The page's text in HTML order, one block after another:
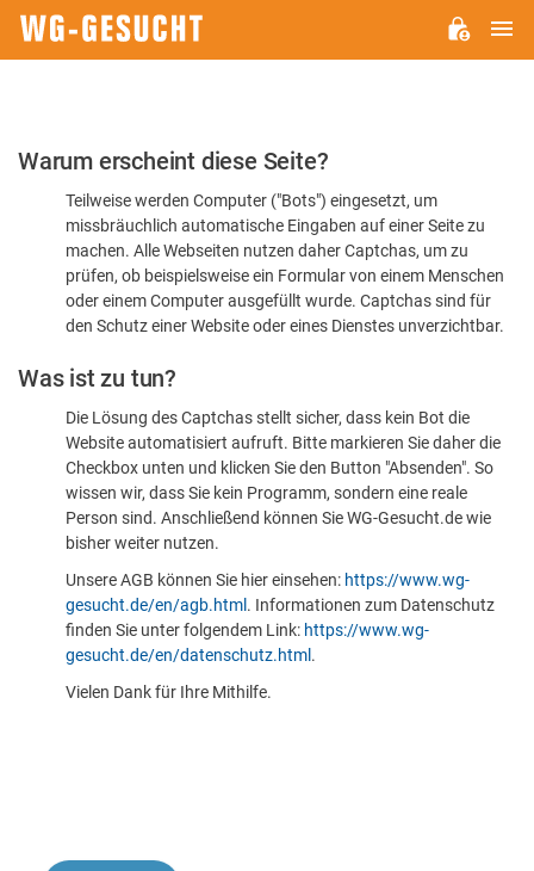
Bitte
dass
sind
Warum erscheint diese Seite?
Teilweise werden Computer ("Bots") eingesetzt, um
missbräuchlich automatische Eingaben auf einer Seite zu
machen. Alle Webseiten nutzen daher Captchas, um zu
prüfen, ob beispielsweise ein Formular von einem Menschen
oder einem Computer ausgefüllt wurde. Captchas sind für
den Schutz einer Website oder eines Dienstes unverzichtbar.
Was ist zu tun?
Die Lösung des Captchas stellt sicher, dass kein Bot die
Website automatisiert aufruft. Bitte markieren Sie daher die
Checkbox unten und klicken Sie den Button "Absenden". So
wissen wir, dass Sie kein Programm, sondern eine reale
Person sind. Anschließend können Sie WG-Gesucht.de wie
bisher weiter nutzen.
Unsere AGB können Sie hier einsehen: https://www.wg-
gesucht.de/en/agb.html . Informationen zum Datenschutz
finden Sie unter folgendem Link: https://www.wg-
gesucht.de/en/datenschutz.html .
Vielen Dank für Ihre Mithilfe.